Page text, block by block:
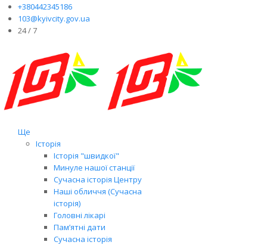
+380442345186
103@kyivcity.gov.ua
24 / 7
Ще
Історія
Історія "швидкої"
Минуле нашої станції
Сучасна історія Центру
Наші обличчя (Сучасна
історія)
Головні лікарі
Пам’ятні дати
Сучасна історія